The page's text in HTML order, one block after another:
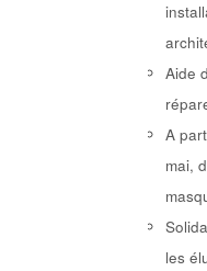
Aide
A
mai,
les